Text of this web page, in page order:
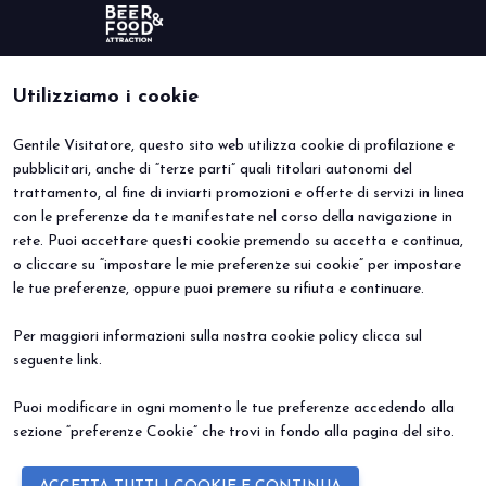
Utilizziamo i cookie
Gentile Visitatore, questo sito web utilizza cookie di profilazione e
pubblicitari, anche di “terze parti” quali titolari autonomi del
trattamento, al fine di inviarti promozioni e offerte di servizi in linea
con le preferenze da te manifestate nel corso della navigazione in
rete. Puoi accettare questi cookie premendo su accetta e continua,
o cliccare su “impostare le mie preferenze sui cookie” per impostare
le tue preferenze, oppure puoi premere su rifiuta e continuare.
Per maggiori informazioni sulla nostra cookie policy clicca sul
seguente link.
Puoi modificare in ogni momento le tue preferenze accedendo alla
sezione “preferenze Cookie” che trovi in fondo alla pagina del sito.
BEER&FOOD ATTRACTION
Edizione 2027
Settori espositivi
Contatti
VISITA
Perché visitare
Info utili
Area riservata
ESPONI
Perché esporre
Prenota il tuo stand
EVENTI
Eventi e progetti speciali
© 2026ITALIAN EXHIBITION GROUP SpA - Via Emilia 155, 47921 Rimini